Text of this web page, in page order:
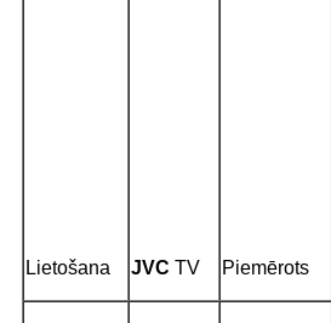
Lietošana JVC TV Piemērots